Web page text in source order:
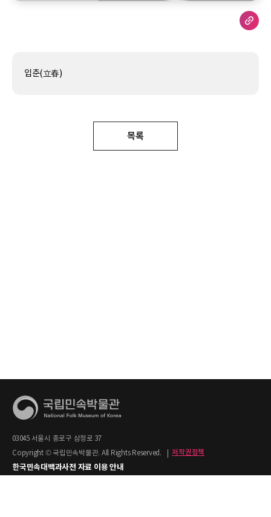
입춘(立春)
목록
03045 서울시 종로구 삼청로 37
Copyright © 국립민속박물관. All Rights Reserved.
저작권정책
한국민속대백과사전 자료 이용 안내